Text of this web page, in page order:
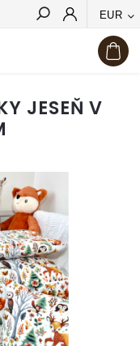
EUR
Hľadať
JESEŇ V